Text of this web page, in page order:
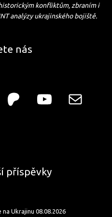
konfliktům, zbraním i
analýzy ukrajinského bojiště.
nás
příspěvky
Ukrajinu 08.08.2026